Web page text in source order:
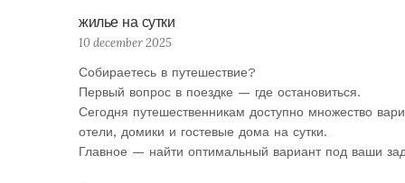
жилье на сутки
10 december 2025
Собираетесь в путешествие?
Первый вопрос в поездке — где остановиться.
Сегодня путешественникам доступно множество
отели, домики и гостевые дома на сутки.
Главное — найти оптимальный вариант под ваши